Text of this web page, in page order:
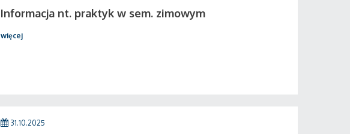
Informacja nt. praktyk w sem. zimowym
więcej
31.10.2025